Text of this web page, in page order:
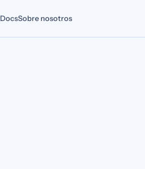
DocsSobre nosotros